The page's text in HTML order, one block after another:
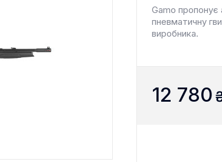
Gamo пропонує
пневматичну
виробника.
12 780